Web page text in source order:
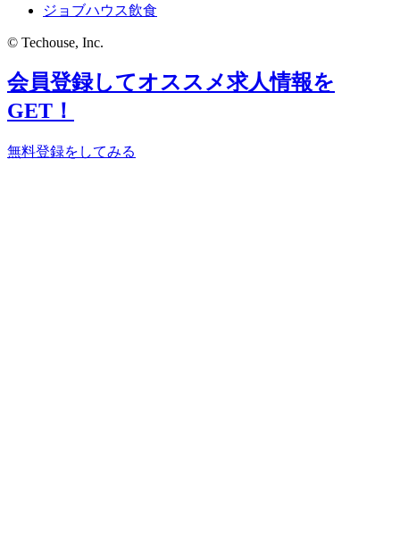
ジョブハウス飲食
© Techouse, Inc.
会員登録してオススメ求人情報を
GET！
無料登録をしてみる